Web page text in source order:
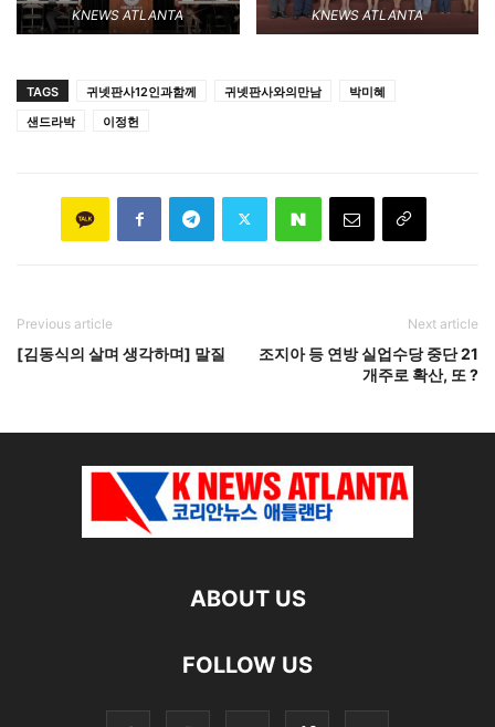
KNEWS ATLANTA KNEWS ATLANTA
TAGS 귀넷판사12인과함께 귀넷판사와의만남
박미혜
샌드라박
이정헌
Previous article
[김동식의 살며 생각하며] 말질
Next article
조지아 등 연방 실업수당 중단 21
개주로 확산, 또 ?
ABOUT US
FOLLOW US